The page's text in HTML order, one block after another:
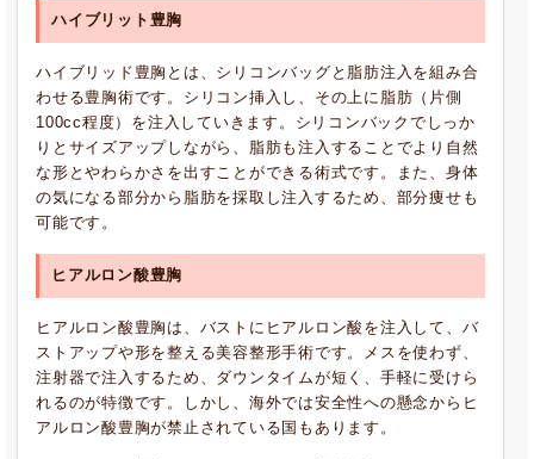
ハイブリット豊胸
ハイブリッド豊胸とは、シリコンバッグと脂肪注入を組み合
わせる豊胸術です。シリコン挿入し、その上に脂肪（片側
100cc程度）を注入していきます。シリコンバックでしっか
りとサイズアップしながら、脂肪も注入することでより自然
な形とやわらかさを出すことができる術式です。また、身体
の気になる部分から脂肪を採取し注入するため、部分痩せも
可能です。
ヒアルロン酸豊胸
ヒアルロン酸豊胸は、バストにヒアルロン酸を注入して、バ
ストアップや形を整える美容整形手術です。メスを使わず、
注射器で注入するため、ダウンタイムが短く、手軽に受けら
れるのが特徴です。しかし、海外では安全性への懸念からヒ
アルロン酸豊胸が禁止されている国もあります。